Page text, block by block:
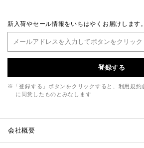
新入荷やセール情報をいちはやくお届けします。
登録する
※「登録する」ボタンをクリックすると、 利用規約
に同意したものとみなします
会社概要